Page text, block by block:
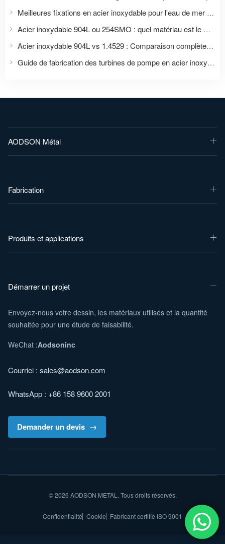
Meilleures fixations en acier inoxydable pour l'eau de mer : Guide complet de sélection des matériaux pour les applications marines et offshore
Acier inoxydable 904L ou 254SMO : quel matériau est le meilleur pour les fixations et les applications en conditions de corrosion sévère ?
Acier inoxydable 904L vs 1.4529 : Comparaison complète pour les fixations et les applications industrielles
Guide de fabrication des turbines de pompe en acier inoxydable
AODSON Métal
Fabrication
Produits et applications
Démarrer un projet
Envoyez-nous votre dessin, les matériaux utilisés et la quantité
souhaitée pour une étude de faisabilité.
WeChat :Aodsoninc
Courriel : sales@aodson.com
WhatsApp : +86 158 9600 2001
Demander un devis
© 2026 AODSON METAL. Tous droits réservés.
Confidentialité Cookie Fabricant certifié ISO 9001